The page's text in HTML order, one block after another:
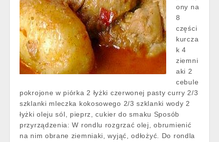
ony na
8
części
kurcza
k 4
ziemni
aki 2
cebule
pokrojone w piórka 2 łyżki czerwonej pasty curry 2/3
szklanki mleczka kokosowego 2/3 szklanki wody 2
łyżki oleju sól, pieprz, cukier do smaku Sposób
przyrządzenia: W rondlu rozgrzać olej, obrumienić
na nim obrane ziemniaki, wyjąć, odłożyć. Do rondla